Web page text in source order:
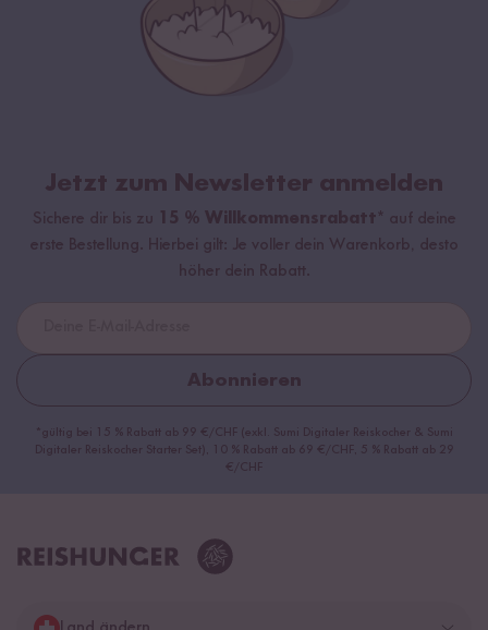
Jetzt zum Newsletter anmelden
Sichere dir bis zu 15 % Willkommensrabatt* auf deine
erste Bestellung. Hierbei gilt: Je voller dein Warenkorb, desto
höher dein Rabatt.
Abonnieren
*gültig bei 15 % Rabatt ab 99 €/CHF (exkl. Sumi Digitaler Reiskocher & Sumi
Digitaler Reiskocher Starter Set), 10 % Rabatt ab 69 €/CHF, 5 % Rabatt ab 29
€/CHF